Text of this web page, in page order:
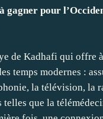
gagner pour
de Kadhafi qui offre
temps modernes :
la télévision, la
que la